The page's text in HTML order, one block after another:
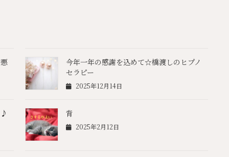
今年一年の感謝を込めて☆橋渡しのヒプノ
セラピー
2025年12月14日
背
2025年2月12日